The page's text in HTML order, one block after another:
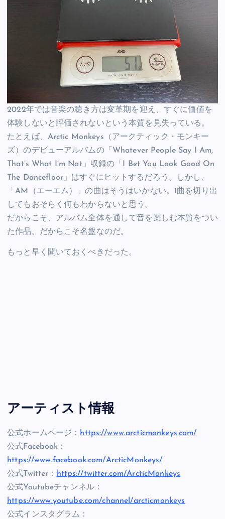
2022年では音楽の聴き方は変革期を迎え、すぐに価値を
体験しないと評価されないという本質を見失っている。
たとえば、Arctic Monkeys（アークティック・モンキー
ズ）のデビューアルバムの「Whatever People Say I Am,
That’s What I’m Not」収録の「I Bet You Look Good On
The Dancefloor」はすぐにヒットするだろう。しかし、
「AM（エーエム）」の曲はそうはいかない。1曲を切り出
してもおそらく何もわからないと思う。
だからこそ、アルバム全体を通して音を楽しむ本質をつい
た作品。だからこそ名盤なのだ。
もっと早く聞いておくべきだった。
アーティスト情報
公式ホームページ： https://www.arcticmonkeys.com/
公式Facebook：
https://www.facebook.com/ArcticMonkeys/
公式Twitter：
https://twitter.com/ArcticMonkeys
公式Youtubeチャンネル：
https://www.youtube.com/channel/arcticmonkeys
公式インスタグラム：